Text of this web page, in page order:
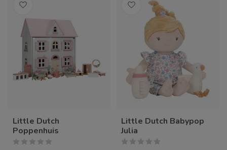
Little Dutch
Poppenhuis
Little Dutch Babypop
Julia